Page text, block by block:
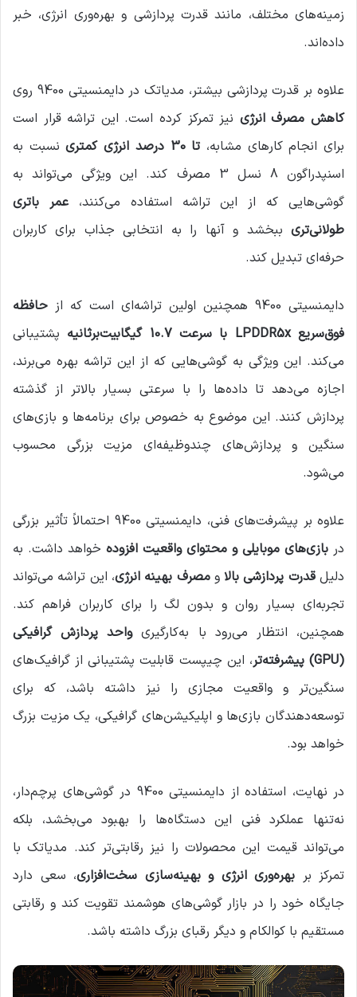
زمینه‌های مختلف، مانند قدرت پردازشی و بهره‌وری انرژی، خبر
داده‌اند.
علاوه بر قدرت پردازشی بیشتر، مدیاتک در دایمنسیتی 9400 روی
کاهش مصرف انرژی نیز تمرکز کرده است. این تراشه قرار است
برای انجام کارهای مشابه،تا 30 درصد انرژی کمتری
نسبت به
اسنپدراگون 8 نسل 3 مصرف کند. این ویژگی می‌تواند به
گوشی‌هایی که از این تراشه استفاده می‌کنند،عمر باتری
طولانی‌تری ببخشد و آنها را به انتخابی جذاب برای کاربران
حرفه‌ای تبدیل کند.
دایمنسیتی 9400 همچنین اولین تراشه‌ای است که از
حافظه
فوق‌سریع LPDDR5x با سرعت 10.7 گیگابیت‌برثانیه
پشتیبانی
می‌کند. این ویژگی به گوشی‌هایی که از این تراشه بهره می‌برند،
اجازه می‌دهد تا داده‌ها را با سرعتی بسیار بالاتر از گذشته
پردازش کنند. این موضوع به خصوص برای برنامه‌ها و بازی‌های
سنگین و پردازش‌های چندوظیفه‌ای مزیت بزرگی محسوب
می‌شود.
علاوه بر پیشرفت‌های فنی، دایمنسیتی 9400 احتمالاً تأثیر بزرگی
در بازی‌های موبایلی و محتوای واقعیت افزوده خواهد داشت. به
دلیلقدرت پردازشی بالاومصرف بهینه انرژی، این تراشه می‌تواند
تجربه‌ای بسیار روان و بدون لگ را برای کاربران فراهم کند.
همچنین، انتظار می‌رود با به‌کارگیریواحد پردازش گرافیکی
(GPU) پیشرفته‌تر
، این چیپست قابلیت پشتیبانی از گرافیک‌های
سنگین‌تر و واقعیت مجازی را نیز داشته باشد، که برای
توسعه‌دهندگان بازی‌ها و اپلیکیشن‌های گرافیکی، یک مزیت بزرگ
خواهد بود.
در نهایت، استفاده از دایمنسیتی 9400 در گوشی‌های پرچم‌دار،
نه‌تنها عملکرد فنی این دستگاه‌ها را بهبود می‌بخشد، بلکه
می‌تواند قیمت این محصولات را نیز رقابتی‌تر کند. مدیاتک با
تمرکز بر بهره‌وری انرژی و بهینه‌سازی سخت‌افزاری، سعی دارد
جایگاه خود را در بازار گوشی‌های هوشمند تقویت کند و رقابتی
مستقیم با کوالکام و دیگر رقبای بزرگ داشته باشد.